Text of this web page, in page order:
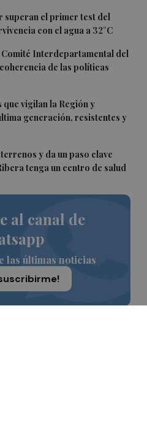
superan el primer test del
con el agua a 32°C
Interdepartamental del
de las políticas
que vigilan la Región y
generación, resistentes y
y da un paso clave
tenga un centro de salud
al canal de
las últimas noticias